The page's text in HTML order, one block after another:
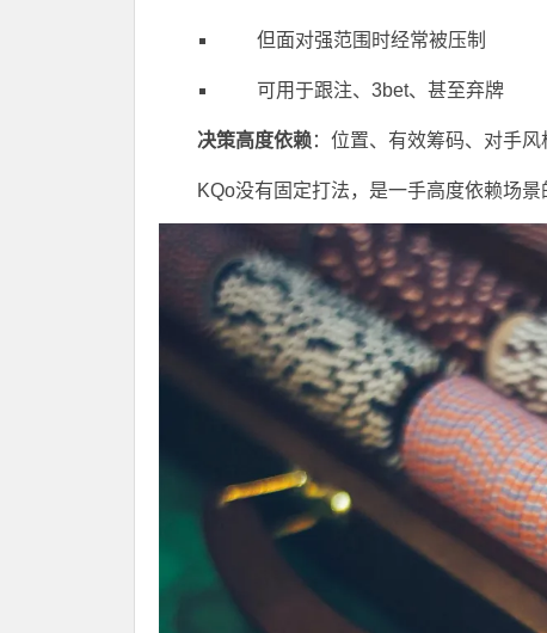
但面对强范围时经常被压制
可用于跟注、3bet、甚至弃牌
决策高度依赖：位置、有效筹码、对手
KQo没有固定打法，是一手高度依赖场景